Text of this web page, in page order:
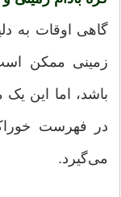
گاهی اوقات به
زمینی ممکن
باشد، اما این
در فهرست
می‌گیرد.